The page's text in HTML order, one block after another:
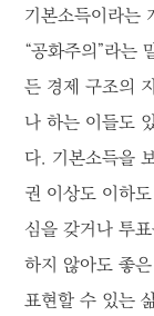
기본소득이라는
“공화주의”라는
든 경제 구조의
나 하는 이들도
다. 기본소득을
권 이상도 이하
심을 갖거나 투
하지 않아도 좋
표현할 수 있는